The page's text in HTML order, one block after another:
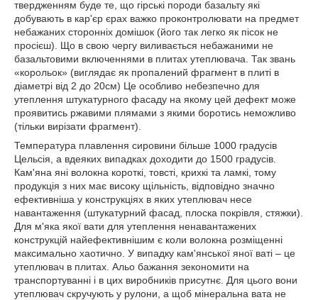
твердженням буде те, що гірські породи базальту які
добувають в кар'єр єрах важко проконтролювати на предмет
небажаних сторонніх домішок (його так легко як пісок не
просієш). Що в свою чергу виливається небажаними не
базальтовими включеннями в плитах утеплювача. Так звань
«корольок» (виглядає як пропалений фрагмент в плиті в
діаметрі від 2 до 20см) Це особливо небезпечно для
утеплення штукатурного фасаду на якому цей дефект може
проявитись ржавими плямами з якими боротись неможливо
(тільки вирізати фрагмент).
Температура плавлення сировини більше 1000 градусів
Цельсія, а вдеяких випадках доходити до 1500 градусів.
Кам'яна яні волокна короткі, товсті, крихкі та ламкі, тому
продукція з них має високу щільність, відповідно значно
ефективніша у конструкціях в яких утеплювач несе
навантаження (штукатурний фасад, плоска покрівля, стяжки).
Для м'яка якої вати для утеплення ненавантажених
конструкцій найефективнішим є коли волокна розміщенні
максимально хаотично. У випадку кам'янської яної ваті – це
утеплювач в плитах. Альо бажання зекономити на
транспортуванні і в цих виробників присутнє. Для цього вони
утеплювач скручують у рулони, а щоб мінеральна вата не